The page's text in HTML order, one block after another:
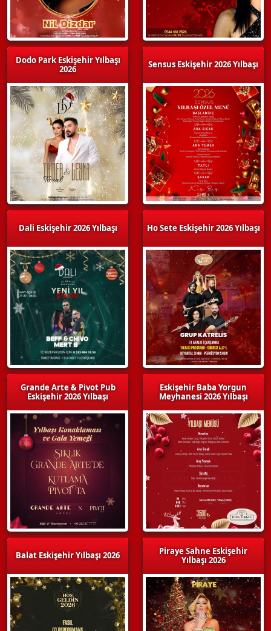
Dodo Park Eskişehir Yılbaşı
2026
Dali Eskişehir 2026 Yılbaşı
Grande Arte & Pivot Pub
Eskişehir 2026 Yılbaşı
Balat Eskişehir Yılbaşı 2026
Sensus Eskişehir 2026 Yılbaşı
Ho Sete Eskişehir 2026 Yılbaşı
Eskişehir Baba Yorgun
Meyhanesi 2026 Yılbaşı
Piraye Sahne Eskişehir
Yılbaşı 2026